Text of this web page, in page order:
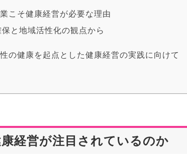
こそ健康経営が必要な理由
保と地域活性化の観点から
の健康を起点とした健康経営の実践に向けて
経営が注目されているのか